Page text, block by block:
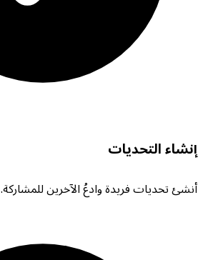
إنشاء التحديات
أنشئ تحديات فريدة وادعُ الآخرين للمشاركة.